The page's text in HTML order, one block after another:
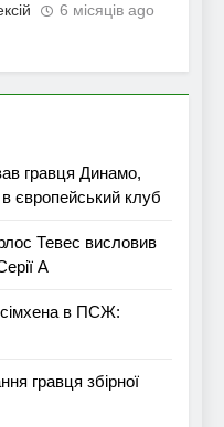
6 місяців ago
гравця Динамо,
європейський клуб
Тевес висловив
А
в ПСЖ:
гравця збірної